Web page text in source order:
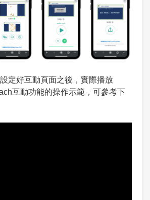
定好互動頁面之後，實際播放
互動功能的操作示範，可參考下